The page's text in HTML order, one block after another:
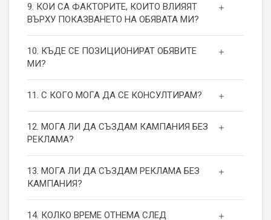
9. КОИ СА ФАКТОРИТЕ, КОИТО ВЛИЯЯТ
ВЪРХУ ПОКАЗВАНЕТО НА ОБЯВАТА МИ?
10. КЪДЕ СЕ ПОЗИЦИОНИРАТ ОБЯВИТЕ
МИ?
11. С КОГО МОГА ДА СЕ КОНСУЛТИРАМ?
12. МОГА ЛИ ДА СЪЗДАМ КАМПАНИЯ БЕЗ
РЕКЛАМА?
13. МОГА ЛИ ДА СЪЗДАМ РЕКЛАМА БЕЗ
КАМПАНИЯ?
14. КОЛКО ВРЕМЕ ОТНЕМА СЛЕД